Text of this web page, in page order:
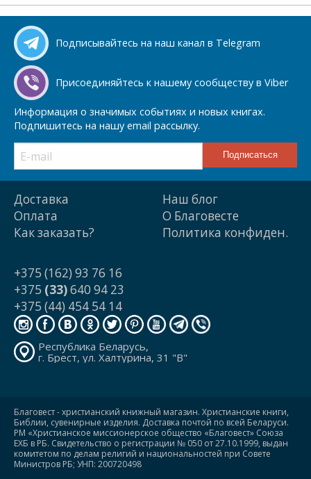
Подписывайтесь на наш канал в Telegram
Присоединяйтесь к нашему сообществу в Viber
Информация о значимых событиях и новых книгах.
Подпишитесь на нашу email рассылку.
Доставка
Оплата
Как заказать?
Наш блог
О Благовесте
Политика конфиден.
+375 (162) 93 76 16
+375 (33)640 94 23
+375 (44) 454 54 14
Республика Беларусь,
г. Брест, ул. Халтурина, 31 "В"
Благовест - христианский книжный магазин. Христианские книги,
Библии, сувенирные изделия. Доставка почтой по всей Беларуси.
РМ «Христианское миссионерское общество «Благовест» Союза
ЕХБ в РБ. Свидетельство о регистрации № 050 от 27.10.1999, выдан
комитетом по делам религий и национальностей при Совете
Министров РБ; УНП: 200720498